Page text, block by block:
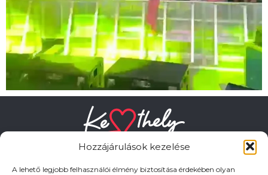
Hozzájárulások kezelése
A lehető legjobb felhasználói élmény biztosítása érdekében olyan